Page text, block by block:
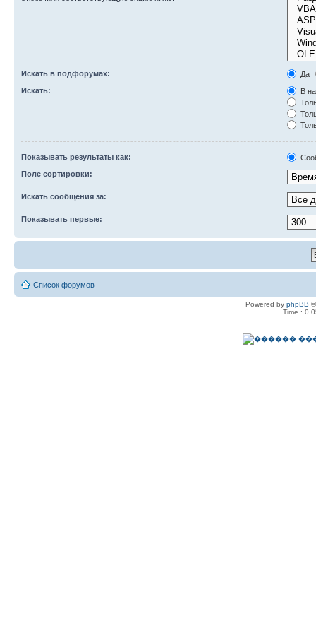
Искать в подфорумах:
Да
Искать:
В
Показывать результаты как:
Поле сортировки:
Искать сообщения за:
Показывать первые:
Список форумов
Powered by phpBB
Time :